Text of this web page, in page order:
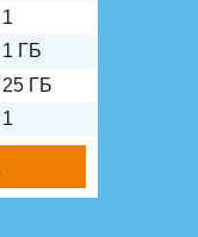
1
1 ГБ
25 ГБ
1